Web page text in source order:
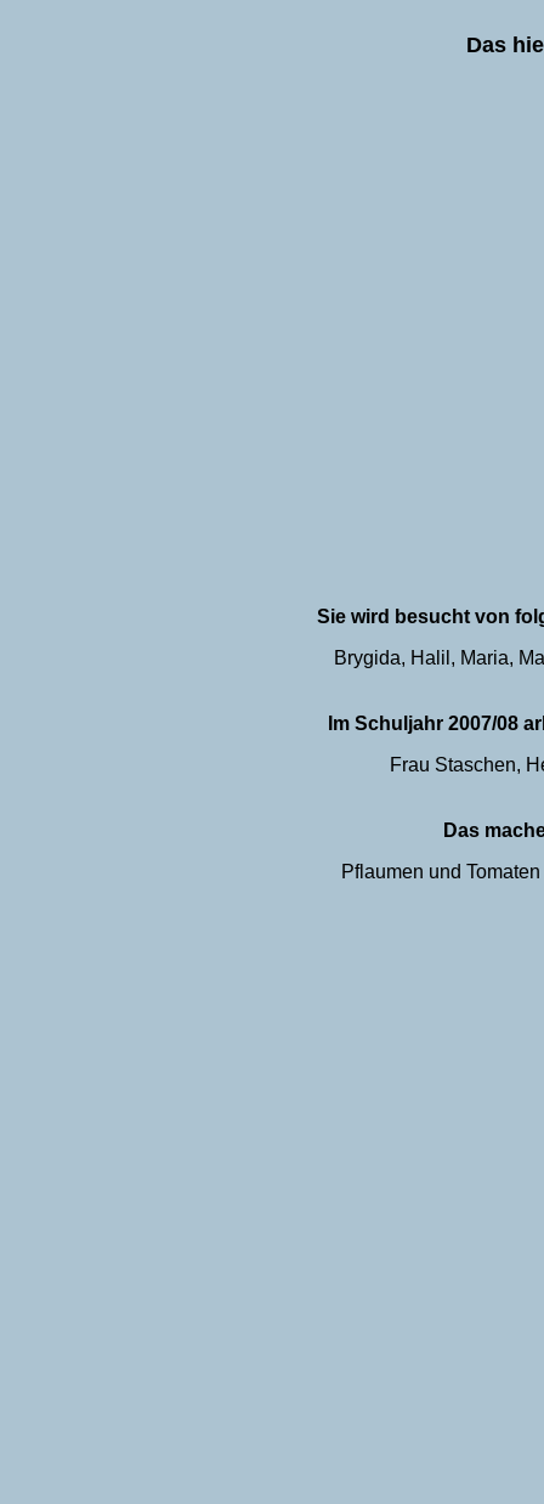
Das
Sie wird besucht von
Brygida, Halil, Maria,
Im Schuljahr 2007/08
Frau Staschen,
Das
Pflaumen und